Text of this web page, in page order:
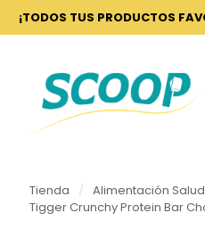
¡TODOS TUS PRODUCTOS
Tienda / Alimentación
Tigger Crunchy Protein Bar